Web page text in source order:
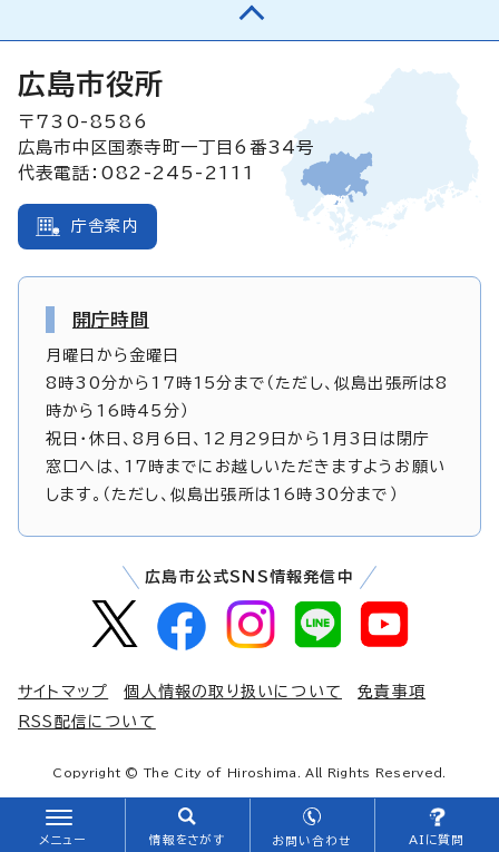
メニュー 情報をさがす お問い合わせ AIに質問
広島市役所
〒730-8586
広島市中区国泰寺町一丁目6番34号
代表電話：082-245-2111
庁舎案内
開庁時間
月曜日から金曜日
8時30分から17時15分まで（ただし、似島出張所は8
時から16時45分）
祝日・休日、8月6日、12月29日から1月3日は閉庁
窓口へは、17時までにお越しいただきますようお願い
します。（ただし、似島出張所は16時30分まで）
広島市公式SNS情報発信中
サイトマップ 個人情報の取り扱いについて
免責事項
RSS配信について
Copyright © The City of Hiroshima. All Rights Reserved.